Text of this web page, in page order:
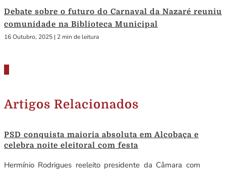
Debate sobre o futuro do Carnaval da Nazaré reuniu
comunidade na Biblioteca Municipal
16 Outubro, 2025 | 2 min de leitura
Artigos Relacionados
PSD conquista maioria absoluta em Alcobaça e
celebra noite eleitoral com festa
Hermínio Rodrigues reeleito presidente da Câmara com